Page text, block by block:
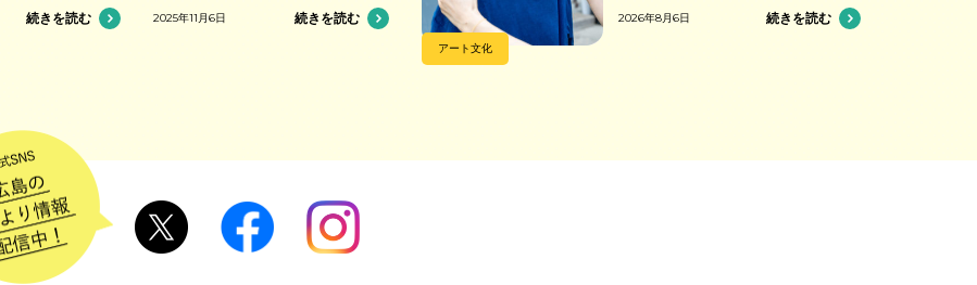
続きを読む
合」加盟の中華そば店
2025年11月6日 続きを読む
アート文化
2026年8月6日 続きを読む